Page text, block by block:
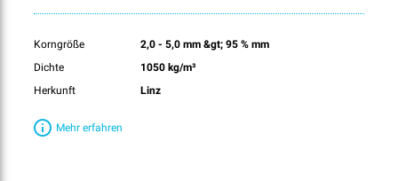
Korngröße
2,0 - 5,0 mm &gt; 95 % mm
Dichte
1050 kg/m³
Herkunft
Linz
Mehr erfahren